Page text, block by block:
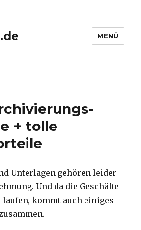
MENÜ
+ tolle
Unterlagen gehören leider
Und da die Geschäfte
kommt auch einiges